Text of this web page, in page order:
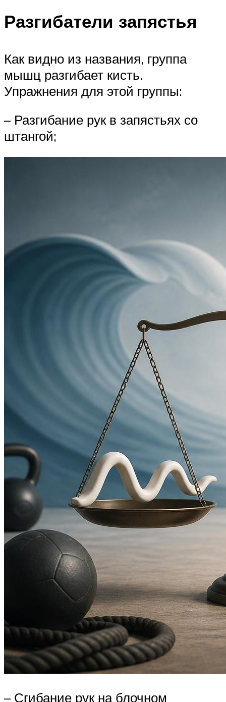
Разгибатели запястья
Как видно из названия, группа
мышц разгибает кисть.
Упражнения для этой группы:
– Разгибание рук в запястьях со
штангой;
– Сгибание рук на блочном